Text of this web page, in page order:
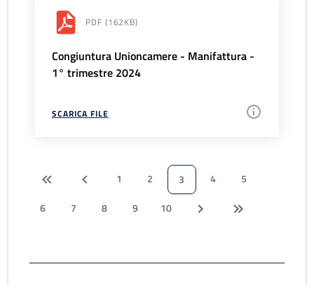
PDF (162KB)
Congiuntura Unioncamere - Manifattura -
1° trimestre 2024
SCARICA FILE
1 2 3 4
5
6
7 8 9 10